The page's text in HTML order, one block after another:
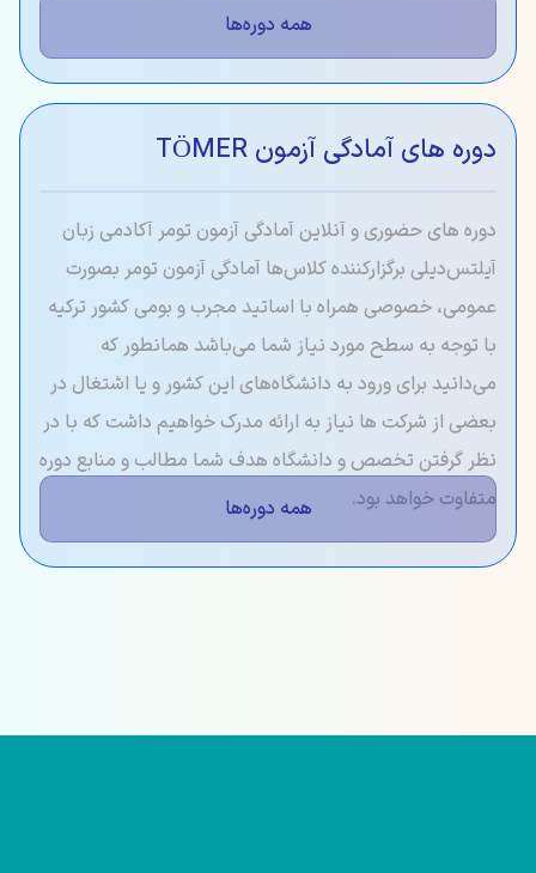
همه دوره‌ها
دوره های آمادگی آزمون TÖMER
دوره های حضوری و آنلاین آمادگی آزمون تومر آکادمی زبان
آیلتس‌دیلی برگزار‌کننده کلاس‌ها آمادگی آزمون تومر بصورت
عمومی، خصوصی همراه با اساتید مجرب و بومی کشور ترکیه
با توجه به سطح مورد نیاز شما می‌باشد همانطور که
می‌دانید برای ورود به دانشگاه‌های این کشور و یا اشتغال در
بعضی از شرکت ها نیاز به ارائه مدرک خواهیم داشت که با در
نظر گرفتن تخصص و دانشگاه هدف شما مطالب و منابع دوره
متفاوت خواهد بود.
همه دوره‌ها